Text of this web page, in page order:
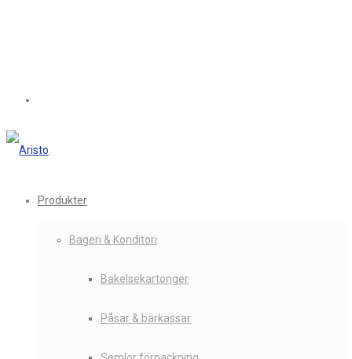
Produkter
Bageri & Konditori
Bakelsekartonger
Påsar & bärkassar